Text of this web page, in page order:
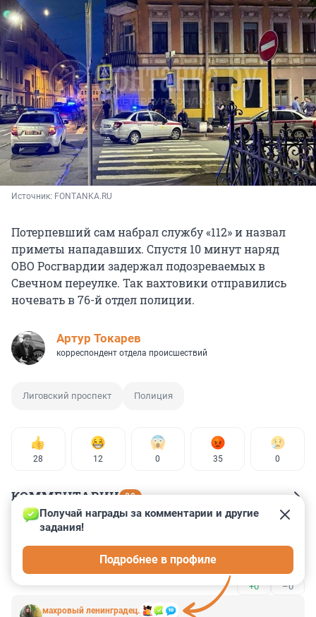
Источник: FONTANKA.RU
Потерпевший сам набрал службу «112» и назвал
приметы нападавших. Спустя 10 минут наряд
ОВО Росгвардии задержал подозреваемых в
Свечном переулке. Так вахтовики отправились
ночевать в 76-й отдел полиции.
Артур Токарев
корреспондент отдела происшествий
Лиговский проспект Полиция
28 12 0 35 0
КОММЕНТАРИИ 80
Гость
Курил у метро за это и получил
+0 –0
махровый ленинградец.
Получай награды за комментарии и другие
задания!
Подробнее в профиле